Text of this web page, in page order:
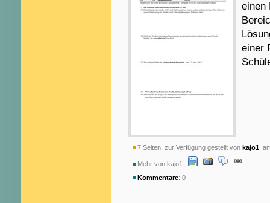
einen
einer
7 Seiten, zur Verfügung gestellt von kajo1
Mehr von kajo1:
Kommentare: 0